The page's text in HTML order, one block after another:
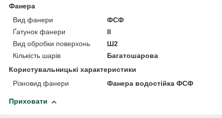
Фанера
Вид фанери
ФСФ
Ґатунок фанери
II
Вид обробки поверхонь
Ш2
Кількість шарів
Багатошарова
Користувальницькі характеристики
Різновид фанери
Фанера водостійка ФСФ
Приховати